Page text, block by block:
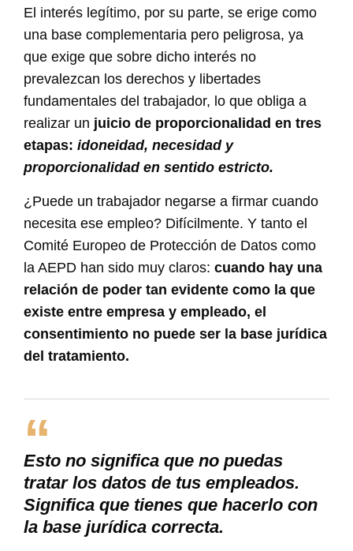
El interés legítimo, por su parte, se erige como
una base complementaria pero peligrosa, ya
que exige que sobre dicho interés no
prevalezcan los derechos y libertades
fundamentales del trabajador, lo que obliga a
realizar un juicio de proporcionalidad en tres
etapas: idoneidad, necesidad y
proporcionalidad en sentido estricto.
¿Puede un trabajador negarse a firmar cuando
necesita ese empleo? Difícilmente. Y tanto el
Comité Europeo de Protección de Datos como
la AEPD han sido muy claros: cuando hay una
relación de poder tan evidente como la que
existe entre empresa y empleado, el
consentimiento no puede ser la base jurídica
del tratamiento.
Esto no significa que no puedas
tratar los datos de tus empleados.
Significa que tienes que hacerlo con
la base jurídica correcta.